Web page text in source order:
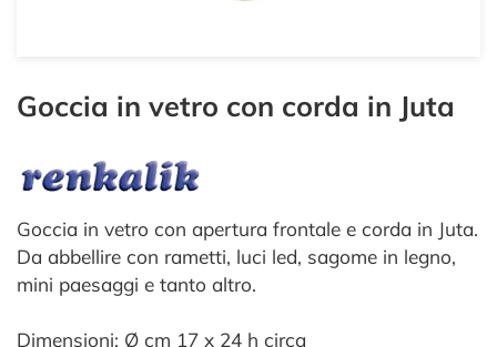
Goccia in vetro con corda in Juta
Goccia in vetro con apertura frontale e corda in Juta.
Da abbellire con rametti, luci led, sagome in legno,
mini paesaggi e tanto altro.
Dimensioni: Ø cm 17 x 24 h circa